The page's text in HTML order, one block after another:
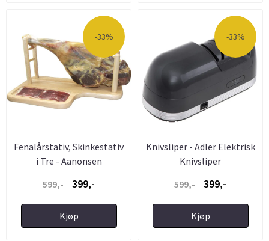
-33%
Fenalårstativ, Skinkestativ
i Tre - Aanonsen
599,-
399,-
Kjøp
-33%
Knivsliper - Adler Elektrisk
Knivsliper
599,-
399,-
Kjøp